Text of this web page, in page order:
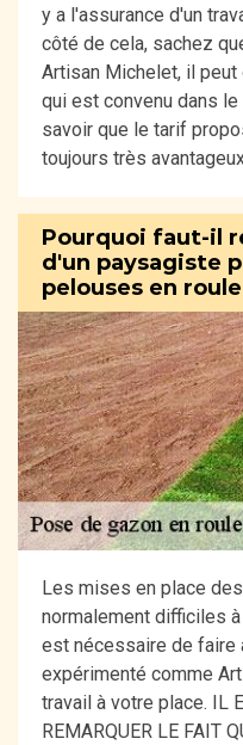
y a l'assurance d'un
côté de cela, sachez
Artisan Michelet, il
qui est convenu dans
savoir que le tarif
toujours très
Pourquoi faut-il
d'un paysagiste
pelouses en
Les mises en place
normalement difficiles
est nécessaire de faire
expérimenté comme
travail à votre place. IL
REMARQUER LE FAIT